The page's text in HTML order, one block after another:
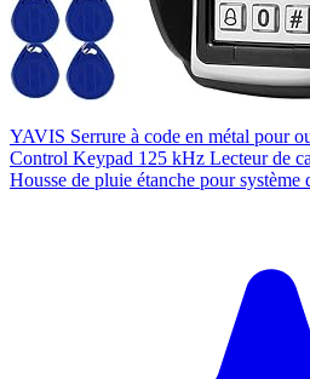
YAVIS Serrure à code en métal pour
Control Keypad 125 kHz Lecteur de
Housse de pluie étanche pour système